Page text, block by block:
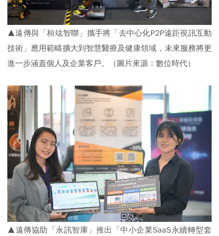
▲遠傳與「桓竑智聯」攜手將「去中心化P2P遠距視訊互動
技術」應用範疇擴大到智慧醫療及健康領域，未來服務將更
進一步涵蓋個人及企業客戶。（圖片來源：數位時代）
▲遠傳協助「永訊智庫」推出「中小企業SaaS永續轉型套